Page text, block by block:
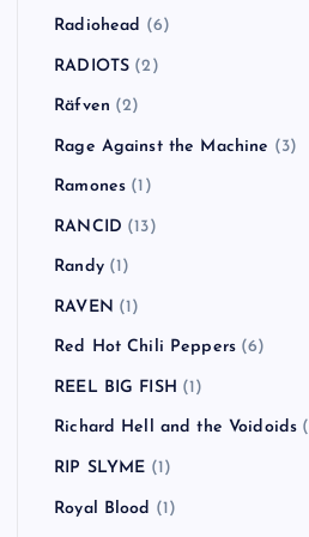
Radiohead (6)
RADIOTS (2)
Räfven (2)
Rage Against the Machine (3)
Ramones (1)
RANCID (13)
Randy(1)
RAVEN (1)
Red Hot Chili Peppers (6)
REEL BIG FISH (1)
Richard Hell and the Voidoids
RIP SLYME (1)
Royal Blood (1)